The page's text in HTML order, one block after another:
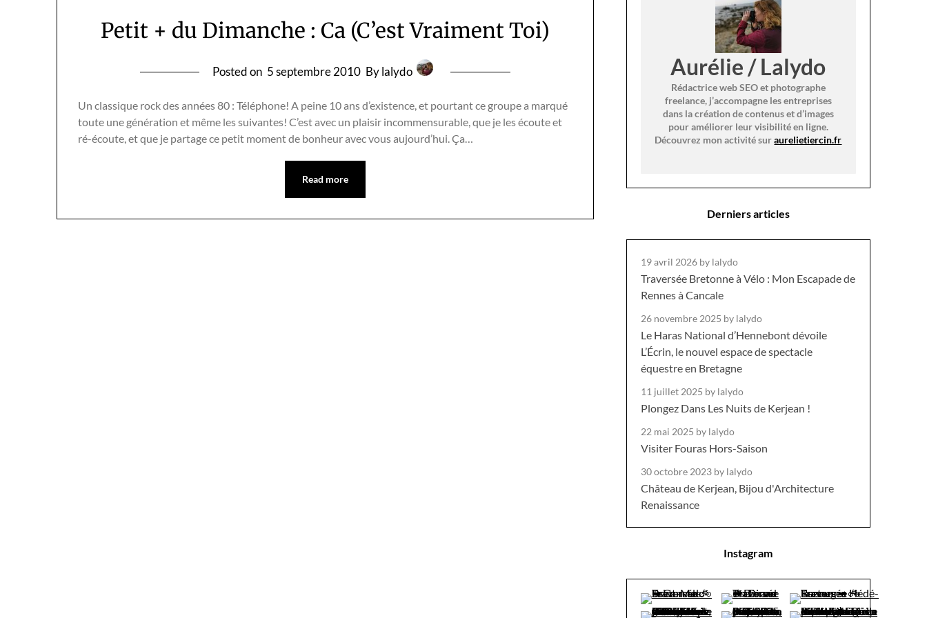
Petit + du Dimanche : Ca (C’est Vraiment Toi)
Posted on 5 septembre 2010 By lalydo
Un classique rock des années 80 : Téléphone! A peine 10 ans d’existence, et pourtant ce groupe a marqué
toute une génération et même les suivantes! C’est avec un plaisir incommensurable, que je les écoute et
ré-écoute, et que je partage ce petit moment de bonheur avec vous aujourd’hui. Ça…
Read more
Aurélie / Lalydo
Rédactrice web SEO et photographe
freelance, j’accompagne les entreprises
dans la création de contenus et d’images
pour améliorer leur visibilité en ligne.
Découvrez mon activité suraurelietiercin.fr
Derniers articles
19 avril 2026 by lalydo
Traversée Bretonne à Vélo : Mon Escapade de
Rennes à Cancale
26 novembre 2025 by lalydo
Le Haras National d’Hennebont dévoile
L’Écrin, le nouvel espace de spectacle
équestre en Bretagne
11 juillet 2025 by lalydo
Plongez Dans Les Nuits de Kerjean !
22 mai 2025 by lalydo
Visiter Fouras Hors-Saison
30 octobre 2023 by lalydo
Château de Kerjean, Bijou d'Architecture
Renaissance
Instagram